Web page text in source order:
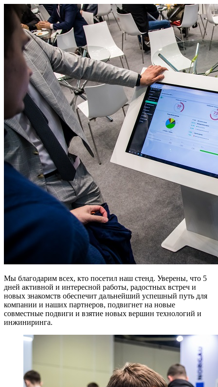
Мы благодарим всех, кто посетил наш стенд. Уверены, что 5
дней активной и интересной работы, радостных встреч и
новых знакомств обеспечит дальнейший успешный путь для
компании и наших партнеров, подвигнет на новые
совместные подвиги и взятие новых вершин технологий и
инжиниринга.